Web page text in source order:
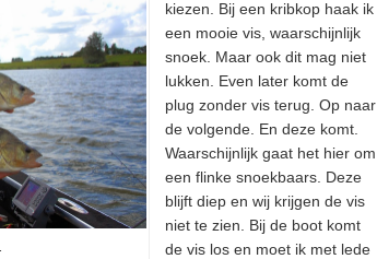
kiezen. Bij een kribkop haak ik
een mooie vis, waarschijnlijk
snoek. Maar ook dit mag niet
lukken. Even later komt de
plug zonder vis terug. Op naar
de volgende. En deze komt.
Waarschijnlijk gaat het hier om
een flinke snoekbaars. Deze
blijft diep en wij krijgen de vis
niet te zien. Bij de boot komt
de vis los en moet ik met lede